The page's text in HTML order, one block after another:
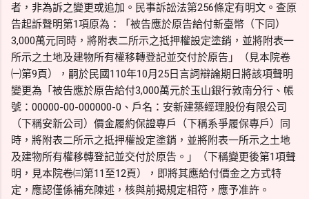
者，非為訴之變更或追加。民事訴訟法第256條定有明文。查原
告起訴聲明第1項原為：「被告應於原告給付新臺幣（下同）
3,000萬元同時，將附表二所示之抵押權設定塗銷，並將附表一
所示之土地及建物所有權移轉登記並交付於原告」（見本院卷
㈠第9頁），嗣於民國110年10月25日言詞辯論期日將該項聲明
變更為「被告應於原告給付3,000萬元於玉山銀行敦南分行、帳
號：00000-00-000000-0、戶名：安新建築經理股份有限公司
（下稱安新公司）價金履約保證專戶（下稱系爭履保專戶）同
時，將附表二所示之抵押權設定塗銷，並將附表一所示之土地
及建物所有權移轉登記並交付於原告。」（下稱變更後第1項聲
明，見本院卷㈢第11至12頁），即將其應給付價金之方式特
定，應認僅係補充陳述，核與前揭規定相符，應予准許。